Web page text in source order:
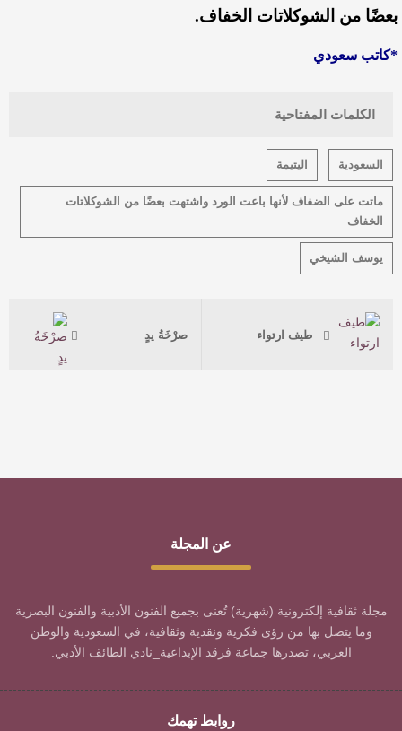
بعضًا من الشوكلاتات الخفاف.
*كاتب سعودي
الكلمات المفتاحية
السعودية اليتيمة
ماتت على الضفاف لأنها باعت الورد واشتهت بعضًا من الشوكلاتات
الخفاف
يوسف الشيخي
طيف ارتواء صرْخَةُ يدٍ
عن المجلة
مجلة ثقافية إلكترونية (شهرية) تُعنى بجميع الفنون الأدبية والفنون البصرية
وما يتصل بها من رؤى فكرية ونقدية وثقافية، في السعودية والوطن
العربي، تصدرها جماعة فرقد الإبداعية_نادي الطائف الأدبي.
روابط تهمك